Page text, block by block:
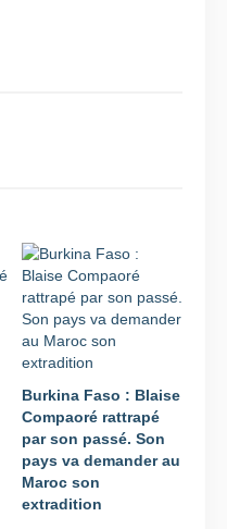
Burkina Faso : Blaise
Compaoré rattrapé
par son passé. Son
pays va demander au
Maroc son
extradition